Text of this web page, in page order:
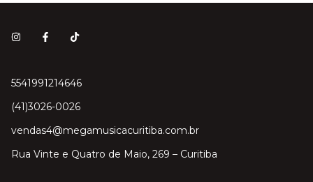
5541991214646
(41)3026-0026
vendas4@megamusicacuritiba.com.br
Rua Vinte e Quatro de Maio, 269 – Curitiba